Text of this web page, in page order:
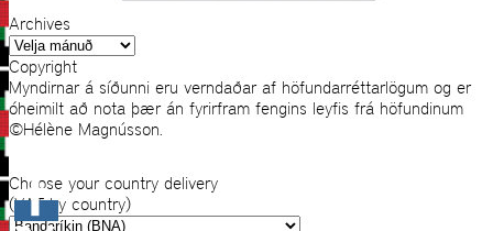
Archives
Archives
Copyright
Myndirnar á síðunni eru verndaðar af höfundarréttarlögum og er
óheimilt að nota þær án fyrirfram fengins leyfis frá höfundinum
©Hélène Magnússon.
Choose your country delivery
(VAT by country)